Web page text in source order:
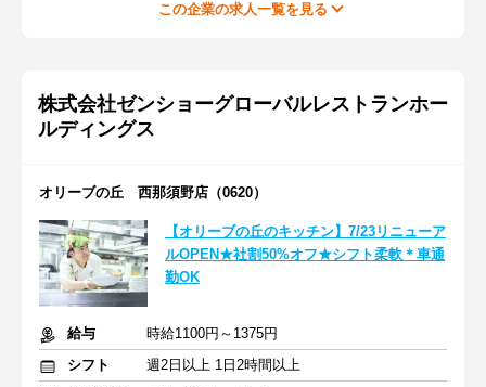
この企業の求人一覧を見る
株式会社ゼンショーグローバルレストランホー
ルディングス
オリーブの丘 西那須野店（0620）
【オリーブの丘のキッチン】7/23リニューア
ルOPEN★社割50%オフ★シフト柔軟＊車通
勤OK
給与
時給1100円～1375円
シフト
週2日以上 1日2時間以上